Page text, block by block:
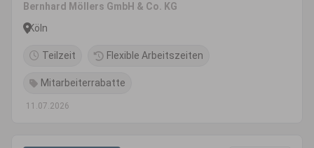
Bernhard Möllers GmbH & Co. KG
Köln
Teilzeit Flexible Arbeitszeiten
Mitarbeiterrabatte
11.07.2026